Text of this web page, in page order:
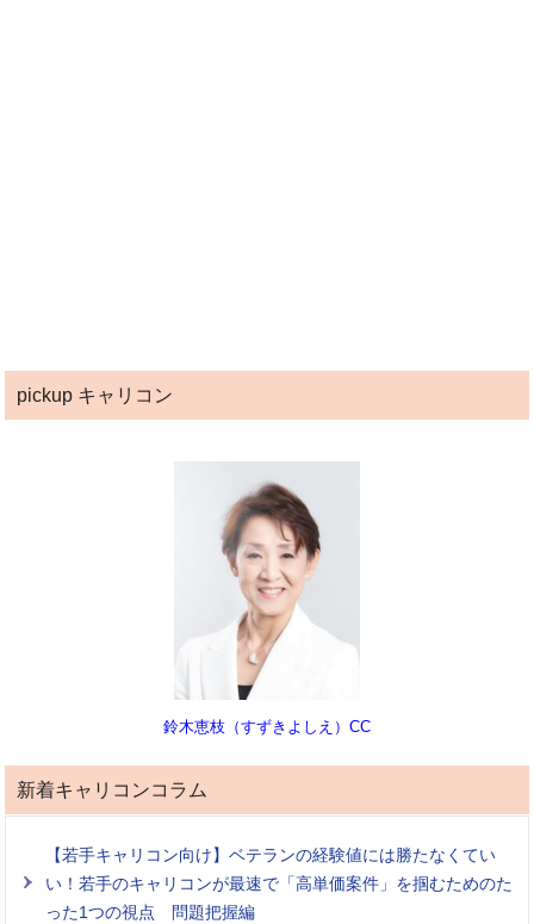
pickup キャリコン
鈴木恵枝（すずきよしえ）CC
新着キャリコンコラム
【若手キャリコン向け】ベテランの経験値には勝たなくてい
い！若手のキャリコンが最速で「高単価案件」を掴むためのた
った1つの視点 問題把握編